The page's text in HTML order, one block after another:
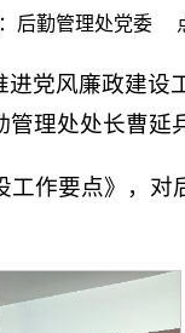
后勤管理处党委
党风廉政建设
理处处长曹延
作要点》，